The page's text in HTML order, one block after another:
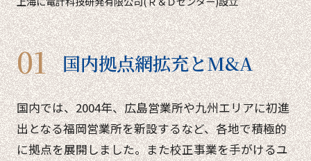
国内拠点網拡充とM&A
国内では、2004年、広島営業所や九州エリアに初進
出となる福岡営業所を新設するなど、各地で積極的
に拠点を展開しました。また校正事業を手がけるユ